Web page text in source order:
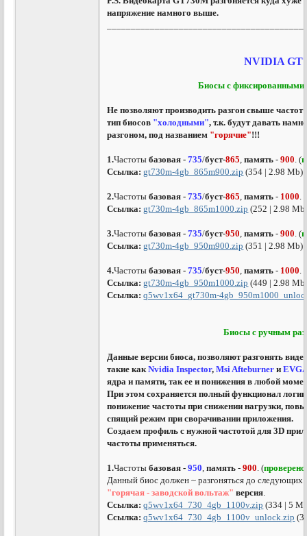
напряжение намного выше.
NVIDIA
Биосы с фиксированными
Не позволяют производить разгон свыше
тип биосов "холодными", т.к. будут давать
разгоном, под названием "горячие"!!!
1.Частотыбазовая -735/буст-865,память -900. (
Ссылка: gt730m-4gb_865m900.zip (354 | 2.98 Mb)
2.Частотыбазовая -735/буст-865,память - 1000. (
Ссылка: gt730m-4gb_865m1000.zip (252 | 2.98
3.Частотыбазовая -735/буст-950,память -900. (
Ссылка: gt730m-4gb_950m900.zip (351 | 2.98 Mb)
4.Частотыбазовая -735/буст-950,память - 1000. (
Ссылка: gt730m-4gb_950m1000.zip (449 | 2.98
Ссылка: q5wv1x64_gt730m-
Биосы с ручным
Данные версии биоса, позволяют разгонять
такие какNvidia Inspector,Msi Afteburner и
ядра и памяти, так ее и понижения в любой
При этом сохраняется полный функционал
понижение частоты при снижении нагрузки,
спящий режим при сворачивании приложения.
Создаем профиль с нужной частотой для 3D
частоты применяться.
1.Частотыбазовая -950,память -900. (проверено
Данный биос должен ~ разгоняться до следующих
"горячая - заводской вольтаж" версия.
Ссылка: q5wv1x64_730_4gb_1100v.zip (334 | 5
Ссылка: q5wv1x64_730_4gb_1100v_unlock.zip